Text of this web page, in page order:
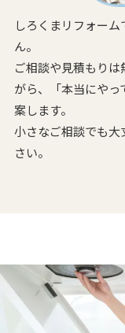
しろくまリフォー
ん。
ご相談や見積もり
がら、
「本当にや
案します。
小さなご相談でも
さい。